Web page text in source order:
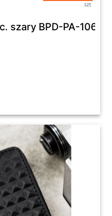
szt
szary BPD-PA-106